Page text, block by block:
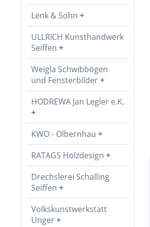
Lenk & Sohn
ULLRICH Kunsthandwerk
Seiffen
Weigla Schwibbögen
und Fensterbilder
HODREWA Jan Legler e.K.
KWO - Olbernhau
RATAGS Holzdesign
Drechslerei Schalling
Seiffen
Volkskunstwerkstatt
Unger